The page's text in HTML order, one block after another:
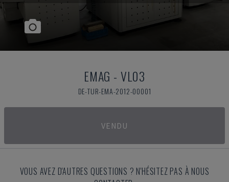
EMAG - VL03
DE-TUR-EMA-2012-00001
VENDU
VOUS AVEZ D'AUTRES QUESTIONS ? N'HÉSITEZ PAS À NOUS